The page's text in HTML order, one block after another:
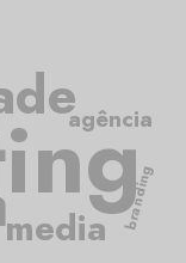
media
agência
branding